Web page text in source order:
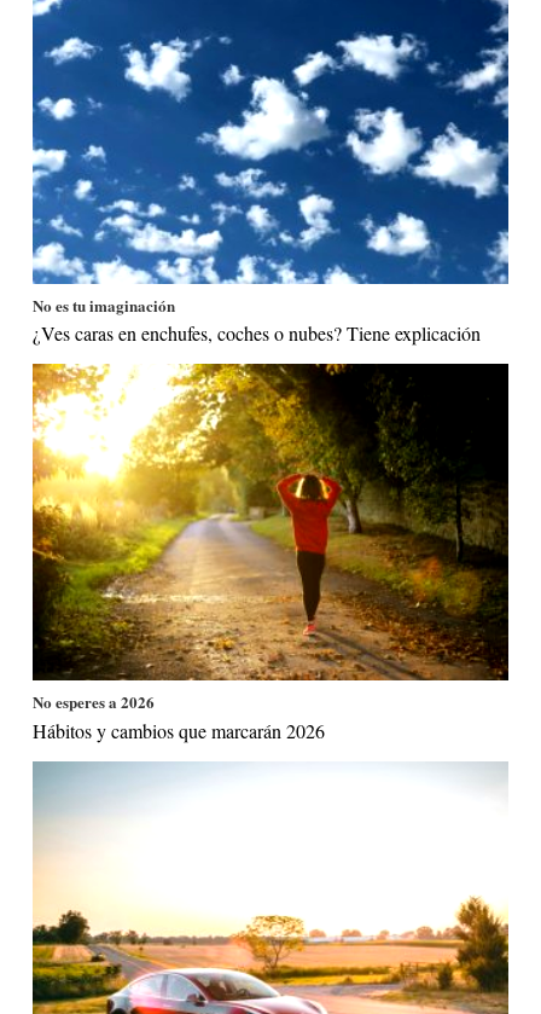
No es tu imaginación
¿Ves caras en enchufes, coches o nubes? Tiene explicación
No esperes a 2026
Hábitos y cambios que marcarán 2026